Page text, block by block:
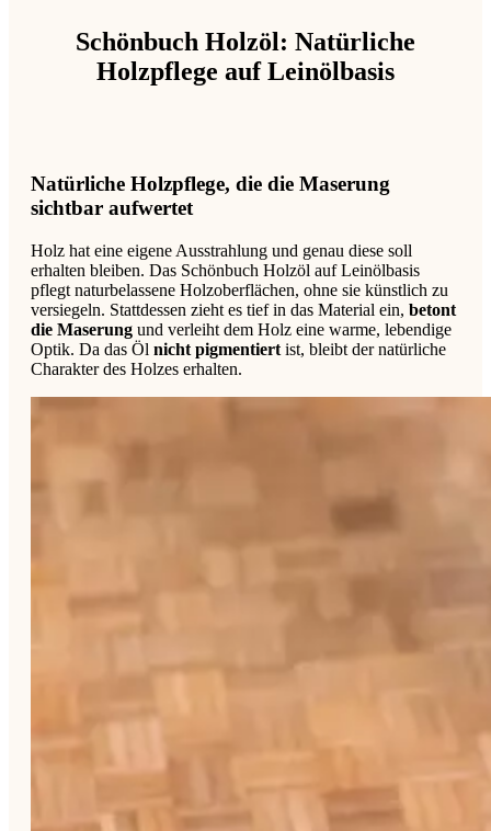
Schönbuch Holzöl: Natürliche
Holzpflege auf Leinölbasis
Natürliche Holzpflege, die die Maserung
sichtbar aufwertet
Holz hat eine eigene Ausstrahlung und genau diese soll
erhalten bleiben. Das Schönbuch Holzöl auf Leinölbasis
pflegt naturbelassene Holzoberflächen, ohne sie künstlich zu
versiegeln. Stattdessen zieht es tief in das Material ein, betont
die Maserung und verleiht dem Holz eine warme, lebendige
Optik. Da das Öl nicht pigmentiert ist, bleibt der natürliche
Charakter des Holzes erhalten.